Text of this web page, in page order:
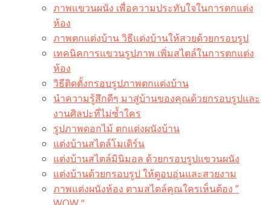
ภาพแขวนผนัง เพื่อความประทับใจในการตกแต่ง
ห้อง
ภาพตกแต่งบ้าน วิธีแต่งบ้านให้สวยด้วยกรอบรูป
เทคนิคการแขวนรูปภาพ เพิ่มสไตล์ในการตกแต่ง
ห้อง
วิธีติดตั้งกรอบรูปภาพตกแต่งบ้าน
นำความรู้สึกดีๆ มาสู่บ้านของคุณด้วยกรอบรูปและ
งานศิลปะที่ไม่ซ้ำใคร
รูปภาพดอกไม้ ตกแต่งผนังบ้าน
แต่งบ้านสไตล์โมเดิร์น
แต่งบ้านสไตล์มินิมอล ด้วยกรอบรูปแขวนผนัง
แต่งบ้านด้วยกรอบรูป ให้ดูอบอุ่นและสวยงาม
ภาพแต่งผนังห้อง ตามสไตล์คุณใครเห็นต้อง ”